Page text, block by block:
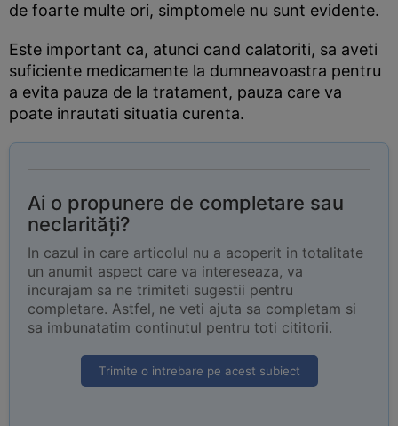
de foarte multe ori, simptomele nu sunt evidente.
Este important ca, atunci cand calatoriti, sa aveti
suficiente medicamente la dumneavoastra pentru
a evita pauza de la tratament, pauza care va
poate inrautati situatia curenta.
Ai o propunere de completare sau
neclarități?
In cazul in care articolul nu a acoperit in totalitate
un anumit aspect care va intereseaza, va
incurajam sa ne trimiteti sugestii pentru
completare. Astfel, ne veti ajuta sa completam si
sa imbunatatim continutul pentru toti cititorii.
Trimite o intrebare pe acest subiect